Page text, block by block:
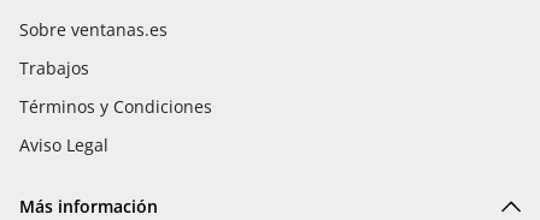
Sobre ventanas.es
Trabajos
Términos y Condiciones
Aviso Legal
Más información